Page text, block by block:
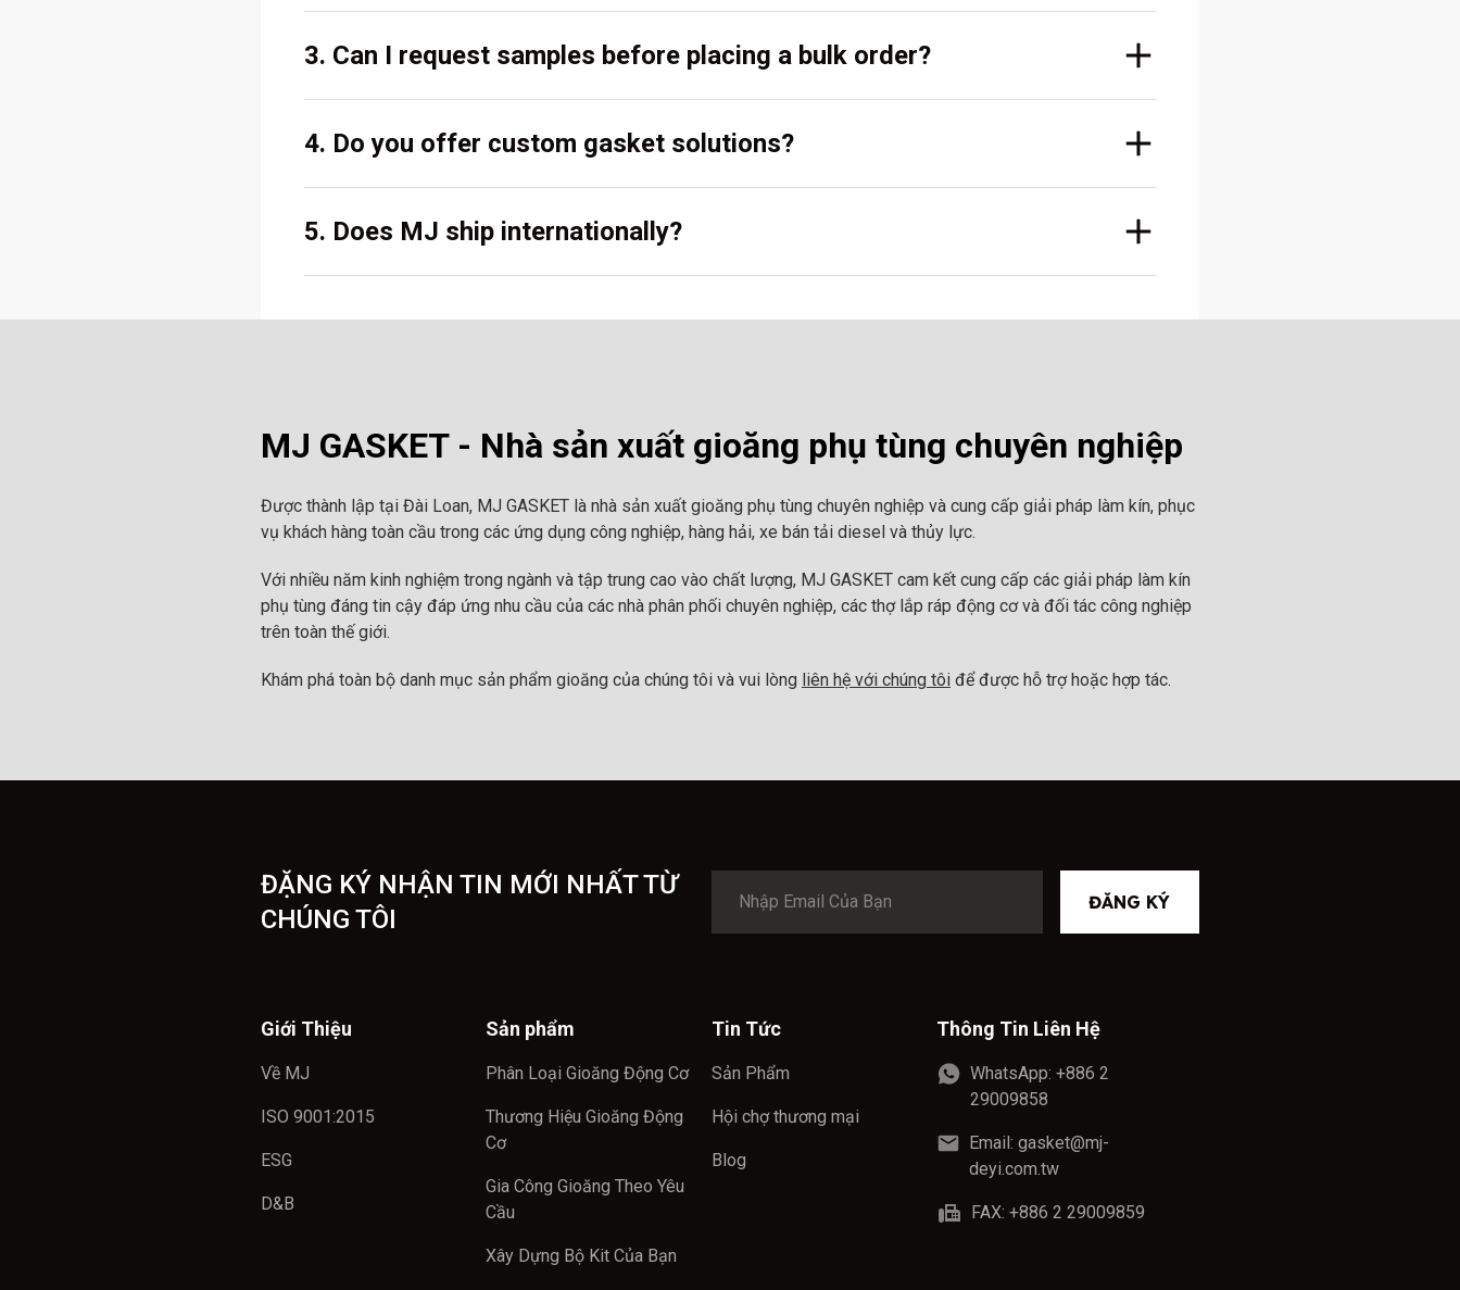
3. Can I request samples before placing a bulk order?
4. Do you offer custom gasket solutions?
5. Does MJ ship internationally?
MJ GASKET - Nhà sản xuất gioăng phụ tùng chuyên nghiệp
Được thành lập tại Đài Loan, MJ GASKET là nhà sản xuất gioăng phụ tùng chuyên nghiệp và cung cấp giải pháp làm kín, phục
vụ khách hàng toàn cầu trong các ứng dụng công nghiệp, hàng hải, xe bán tải diesel và thủy lực.
Với nhiều năm kinh nghiệm trong ngành và tập trung cao vào chất lượng, MJ GASKET cam kết cung cấp các giải pháp làm kín
phụ tùng đáng tin cậy đáp ứng nhu cầu của các nhà phân phối chuyên nghiệp, các thợ lắp ráp động cơ và đối tác công nghiệp
trên toàn thế giới.
Khám phá toàn bộ danh mục sản phẩm gioăng của chúng tôi và vui lòng liên hệ với chúng tôi để được hỗ trợ hoặc hợp tác.
ĐẶNG KÝ NHẬN TIN MỚI NHẤT TỪ
CHÚNG TÔI
ĐĂNG KÝ
Giới Thiệu
Về MJ
ISO 9001:2015
ESG
D&B
Sản phẩm
Phân Loại Gioăng Động Cơ
Thương Hiệu Gioăng Động
Cơ
Gia Công Gioăng Theo Yêu
Cầu
Xây Dựng Bộ Kit Của Bạn
Tin Tức
Sản Phẩm
Hội chợ thương mại
Blog
Thông Tin Liên Hệ
WhatsApp: +886 2
29009858
Email: gasket@mj-
deyi.com.tw
FAX: +886 2 29009859